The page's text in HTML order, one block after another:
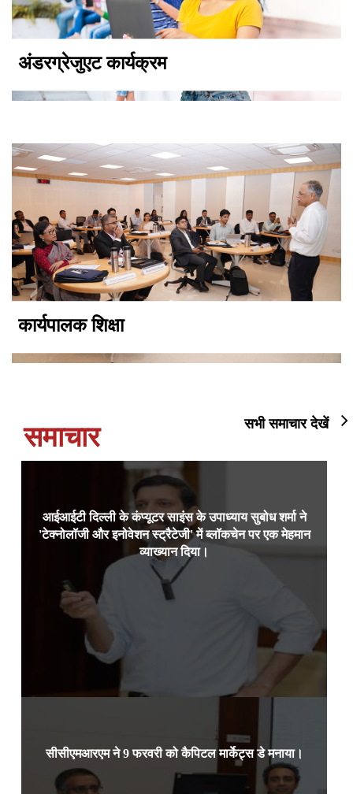
अंडरग्रेजुएट कार्यक्रम
कार्यपालक शिक्षा
समाचार सभी समाचार देखें
आईआईटी दिल्ली के कंप्यूटर साइंस के उपाध्याय सुबोध शर्मा ने
'टेक्नोलॉजी और इनोवेशन स्ट्रैटेजी' में ब्लॉकचेन पर एक मेहमान
व्याख्यान दिया।
1 फरवरी, 2024, बेंगलुरु:
आईआईटी दिल्ली के कंप्यूटर साइंस के
उपाध्याय प्रोफेसर सुबोध शर्मा ने आईआईएमबी में प्रोफेसर नीलम
कौशि
Read more
सीसीएमआरएम ने 9 फरवरी को कैपिटल मार्केट्स डे मनाया।
9 फरवरी 2024, बेंगलुरु:
आईआईएम बैंगलोर के कैपिटल मार्केट्स
एंड रिस्क मैनेजमेंट सेंटर और नेटवर्थ, छात्र-संचालित फाइनेंस
क्लब,